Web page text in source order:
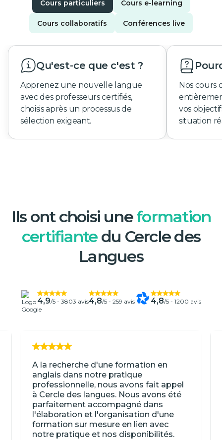
Cours particuliers Cours e-learning
Cours collaboratifs Conférences live
Qu'est-ce que c'est ?
Apprenez une nouvelle langue
avec des professeurs certifiés,
choisis après un processus de
sélection exigeant.
Nos cours
vos
situation
Ils ont choisi uneformation
certifiantedu Cercle des
Langues
4,9/5 - 3803 avis4,8/5 - 259 avis 4,8/5 - 1200 avis
A la recherche d'une formation en
anglais dans notre pratique
professionnelle, nous avons fait appel
à Cercle des langues. Nous avons été
parfaitement accompagné dans
l'élaboration et l'organisation d'une
formation sur mesure en lien avec
notre pratique et nos disponibilités.